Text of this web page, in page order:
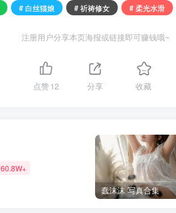
# 白丝猫娘 # 祈祷修女 # 柔光水滑
注册用户分享本页海报或链接即可赚钱哦~
点赞12 分享 收藏
60.8W+
蠢沫沫 写真合集